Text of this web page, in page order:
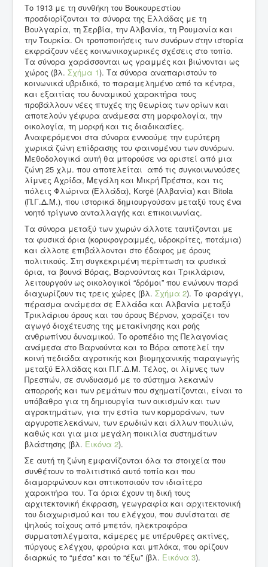
Το 1913 με τη συνθήκη του Βουκουρεστίου
προσδιορίζονται τα σύνορα της Ελλάδας με τη
Βουλγαρία, τη Σερβία, την Αλβανία, τη Ρουμανία και
την Τουρκία. Οι τροποποιήσεις των συνόρων στην ιστορία
εκφράζουν νέες κοινωνικοχωρικές σχέσεις στο τοπίο.
Τα σύνορα χαράσσονται ως γραμμές και βιώνονται ως
χώρος (βλ. Σχήμα 1). Τα σύνορα αναπαριστούν το
κοινωνικά υβριδικό, το παραμελημένο από τα κέντρα,
και εξαιτίας του δυναμικού χαρακτήρα τους
προβάλλουν νέες πτυχές της θεωρίας των ορίων και
αποτελούν γέφυρα ανάμεσα στη μορφολογία, την
οικολογία, τη μορφή και τις διαδικασίες.
Αναφερόμενοι στα σύνορα εννοούμε την ευρύτερη
χωρικά ζώνη επίδρασης του φαινομένου των συνόρων.
Μεθοδολογικά αυτή θα μπορούσε να οριστεί από μια
ζώνη 25 χλμ. που αποτελείται από τις συγκοινωνούσες
λίμνες Αχρίδα, Μεγάλη και Μικρή Πρέσπα, και τις
πόλεις Φλώρινα (Ελλάδα), Κorçë (Αλβανία) και Bitola
(Π.Γ.Δ.Μ.), που ιστορικά δημιουργούσαν μεταξύ τους ένα
νοητό τρίγωνο ανταλλαγής και επικοινωνίας.
Τα σύνορα μεταξύ των χωρών άλλοτε ταυτίζονται με
τα φυσικά όρια (κορυφογραμμές, υδροκρίτες, ποτάμια)
και άλλοτε επιβάλλονται στο έδαφος με όρους
πολιτικούς. Στη συγκεκριμένη περίπτωση τα φυσικά
όρια, τα βουνά Βόρας, Βαρνούντας και Τρικλάριον,
λειτουργούν ως οικολογικοί “δρόμοι” που ενώνουν παρά
διαχωρίζουν τις τρεις χώρες (βλ. Σχήμα 2). Το φαράγγι,
πέρασμα ανάμεσα σε Ελλάδα και Αλβανία μεταξύ
Τρικλάριου όρους και του όρους Βέρνον, χαράζει τον
αγωγό διοχέτευσης της μετακίνησης και ροής
ανθρωπίνου δυναμικού. Το οροπέδιο της Πελαγονίας
ανάμεσα στο Βαρνούντα και το Βόρα αποτελεί την
κοινή πεδιάδα αγροτικής και βιομηχανικής παραγωγής
μεταξύ Ελλάδας και Π.Γ.Δ.Μ. Τέλος, οι λίμνες των
Πρεσπών, σε συνδυασμό με το σύστημα λεκανών
απορροής και των ρεμάτων που σχηματίζονται, είναι το
υπόβαθρο για τη δημιουργία των οικισμών και των
αγροκτημάτων, για την εστία των κορμοράνων, των
αργυροπελεκάνων, των ερωδιών και άλλων πουλιών,
καθώς και για μια μεγάλη ποικιλία συστημάτων
βλάστησης (βλ. Εικόνα 2).
Σε αυτή τη ζώνη εμφανίζονται όλα τα στοιχεία που
συνθέτουν το πολιτιστικό αυτό τοπίο και που
διαμορφώνουν και οπτικοποιούν τον ιδιαίτερο
χαρακτήρα του. Τα όρια έχουν τη δική τους
αρχιτεκτονική έκφραση, γεωγραφία και αρχιτεκτονική
του διαχωρισμού και του ελέγχου, που συνίσταται σε
ψηλούς τοίχους από μπετόν, ηλεκτροφόρα
συρματοπλέγματα, κάμερες με υπέρυθρες ακτίνες,
πύργους ελέγχου, φρούρια και μπλόκα, που ορίζουν
διαρκώς το “μέσα” και το “έξω” (βλ. Εικόνα 3).